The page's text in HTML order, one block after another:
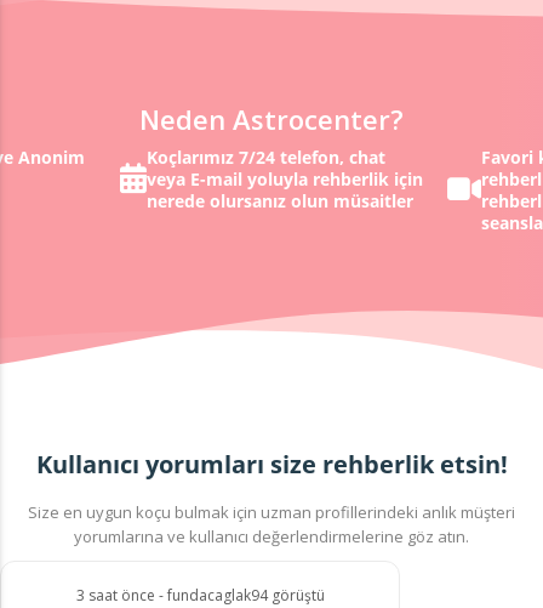
Neden Astrocenter?
Anonim
Koçlarımız 7/24 telefon, chat
veya E-mail yoluyla rehberlik için
nerede olursanız olun müsaitler
Favori
Kullanıcı yorumları size rehberlik etsin!
Size en uygun koçu bulmak için uzman profillerindeki anlık müşteri
yorumlarına ve kullanıcı değerlendirmelerine göz atın.
3 saat önce - fundacaglak94 görüştü